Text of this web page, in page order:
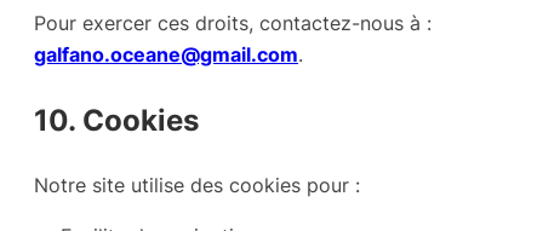
Pour exercer ces droits, contactez-nous à :
galfano.oceane@gmail.com.
10. Cookies
Notre site utilise des cookies pour :